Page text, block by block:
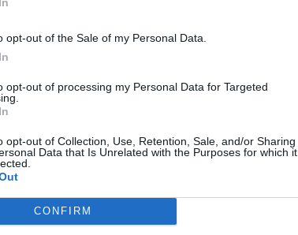
opt-out of the Sale of my Personal Data.
opt-out of processing my Personal Data for Targeted
opt-out of Collection, Use, Retention, Sale, and/or Sharing
Data that Is Unrelated with the Purposes for which it
CONFIRM
από την
ήταν 44χρονη – Κατασχέθηκαν 736
την ενίσχυση της Αιματολογικής